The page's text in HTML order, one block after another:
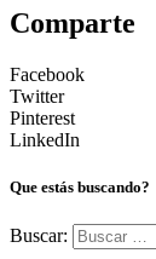
Comparte
Facebook
Twitter
Pinterest
LinkedIn
Que estás buscando?
Buscar: